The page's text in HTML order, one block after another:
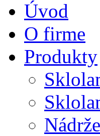
Úvod
O firme
Produkty